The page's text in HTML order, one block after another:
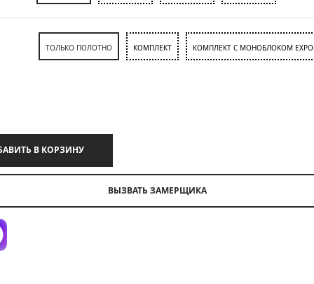
ТОЛЬКО ПОЛОТНО КОМПЛЕКТ КОМПЛЕКТ С МОНОБЛОКОМ
ДОБАВИТЬ В КОРЗИНУ
ВЫЗВАТЬ ЗАМЕРЩИКА